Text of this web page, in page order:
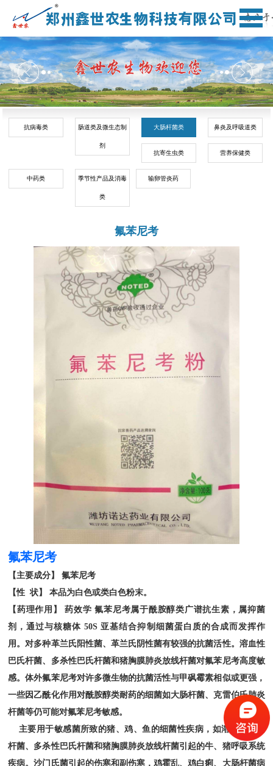
抗病毒类 肠道类及微生态制
剂
大肠杆菌类 鼻炎及呼吸道类
抗寄生虫类 营养保健类
中药类 季节性产品及消毒
类
输卵管炎药
氟苯尼考
氟苯尼考
【主要成分】
氟苯尼考
【性 状】
本品为白色或类白色粉末。
【药理作用】
药效学 氟苯尼考属于酰胺醇类广谱抗生素，属抑菌
剂，通过与核糖体 50S 亚基结合抑制细菌蛋白质的合成而发挥作
用。对多种革兰氏阳性菌、革兰氏阴性菌有较强的抗菌活性。溶血性
巴氏杆菌、多杀性巴氏杆菌和猪胸膜肺炎放线杆菌对氟苯尼考高度敏
感。体外氟苯尼考对许多微生物的抗菌活性与甲砜霉素相似或更强，
一些因乙酰化作用对酰胺醇类耐药的细菌如大肠杆菌、克雷伯氏肺炎
杆菌等仍可能对氟苯尼考敏感。
主要用于敏感菌所致的猪、鸡、鱼的细菌性疾病，如溶血性巴氏
杆菌、多杀性巴氏杆菌和猪胸膜肺炎放线杆菌引起的牛、猪呼吸系统
疾病。沙门氏菌引起的伤寒和副伤寒，鸡霍乱、鸡白痢、大肠杆菌病